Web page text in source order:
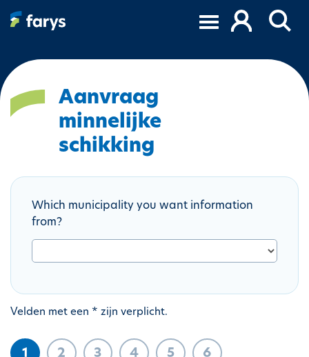
o
Aanvraag
minnelijke
schikking
Which municipality you want information
from?
Velden met een * zijn verplicht.
1 2 3 4 5 6